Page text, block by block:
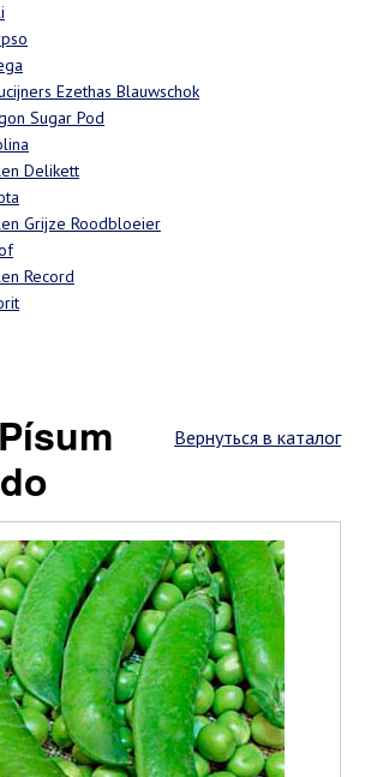
Ezethas Blauwschok
Sugar Pod
Delikett
Grijze Roodbloeier
Record
Вернуться в каталог